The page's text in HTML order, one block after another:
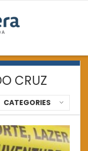
CRUZ
CATEGORIES